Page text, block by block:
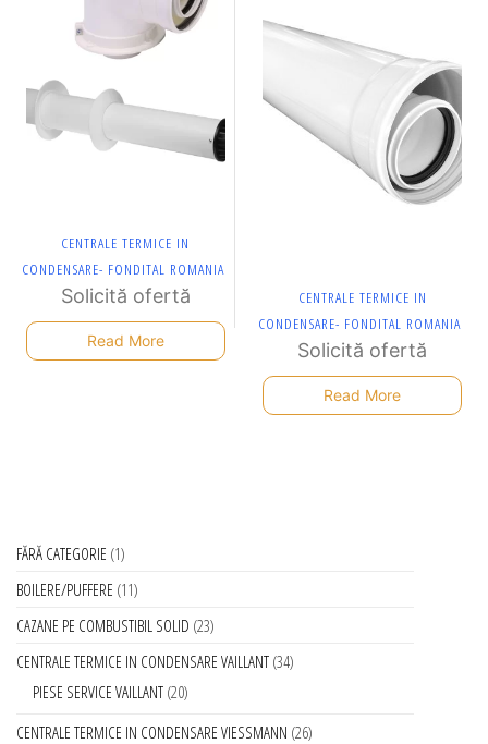
CENTRALE TERMICE IN
CONDENSARE- FONDITAL ROMANIA
Solicită ofertă
Read More
CENTRALE TERMICE IN
CONDENSARE- FONDITAL ROMANIA
Solicită ofertă
Read More
FĂRĂ CATEGORIE 1
BOILERE/PUFFERE 11
CAZANE PE COMBUSTIBIL SOLID 23
CENTRALE TERMICE IN CONDENSARE VAILLANT 34
PIESE SERVICE VAILLANT 20
CENTRALE TERMICE IN CONDENSARE VIESSMANN 26